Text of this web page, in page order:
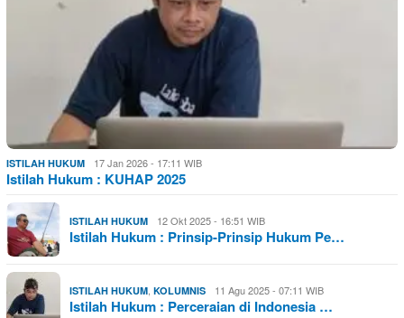
ISTILAH HUKUM 17 Jan 2026 - 17:11 WIB
Istilah Hukum : KUHAP 2025
ISTILAH HUKUM 12 Okt 2025 - 16:51 WIB
Istilah Hukum : Prinsip-Prinsip Hukum Pe…
ISTILAH HUKUM, KOLUMNIS 11 Agu 2025 - 07:11 WIB
Istilah Hukum : Perceraian di Indonesia …